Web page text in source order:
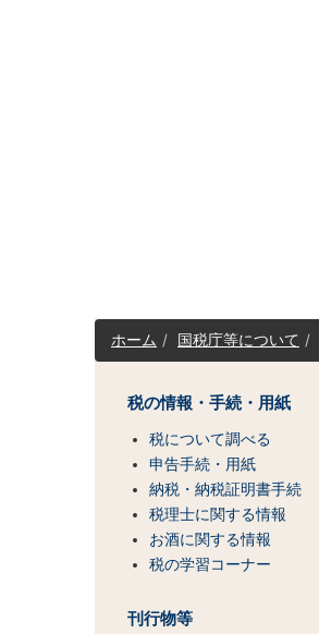
サ
イ
（コ
ホーム 国税庁等について
税の情報・手続・用紙
税について調べる
申告手続・用紙
納税・納税証明書手続
税理士に関する情報
お酒に関する情報
税の学習コーナー
刊行物等